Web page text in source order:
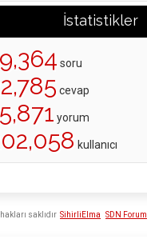
İstatistikler
soru
cevap
yorum
kullanıcı
SihirliElma SDN Forum
saklıdır